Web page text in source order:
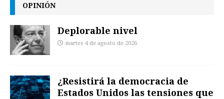
OPINIÓN
Deplorable nivel
martes 4 de agosto de 2026
¿Resistirá la democracia de
Estados Unidos las tensiones que